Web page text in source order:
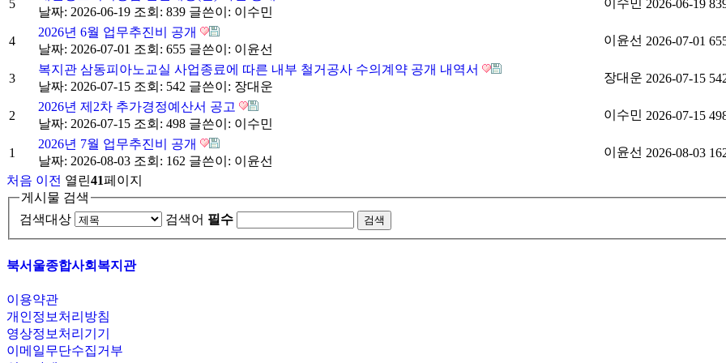
5
날짜: 2026-06-19 조회: 839 글쓴이: 이수민
2026-06-19
4
2026년 6월 업무추진비 공개
날짜: 2026-07-01 조회: 655 글쓴이: 이윤선
이윤선 2026-07-01
3
복지관 삼동피아노교실 사업종료에 따른 내부 철거공사 수의계약 공개 내역서
날짜: 2026-07-15 조회: 542 글쓴이: 장대운
장대운 2026-07-15
2
2026년 제2차 추가경정예산서 공고
날짜: 2026-07-15 조회: 498 글쓴이: 이수민
이수민 2026-07-15
1
2026년 7월 업무추진비 공개
날짜: 2026-08-03 조회: 162 글쓴이: 이윤선
이윤선 2026-08-03
처음 이전 열린41페이지
게시물 검색
검색대상
검색어 필수
북서울종합사회복지관
이용약관
개인정보처리방침
영상정보처리기기
이메일무단수집거부